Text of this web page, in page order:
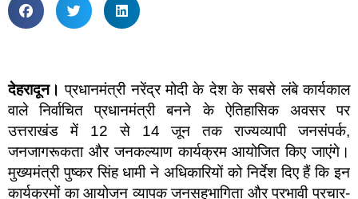
देहरादून। प्रधानमंत्री नरेंद्र मोदी के देश के सबसे लंबे कार्यकाल
वाले निर्वाचित प्रधानमंत्री बनने के ऐतिहासिक अवसर पर
उत्तराखंड में 12 से 14 जून तक राज्यव्यापी जनसंपर्क,
जनजागरूकता और जनकल्याण कार्यक्रम आयोजित किए जाएंगे।
मुख्यमंत्री पुष्कर सिंह धामी ने अधिकारियों को निर्देश दिए हैं कि इन
कार्यक्रमों का आयोजन व्यापक जनसहभागिता और प्रभावी प्रचार-